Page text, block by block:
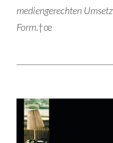
mediengerechten
Form.†œ